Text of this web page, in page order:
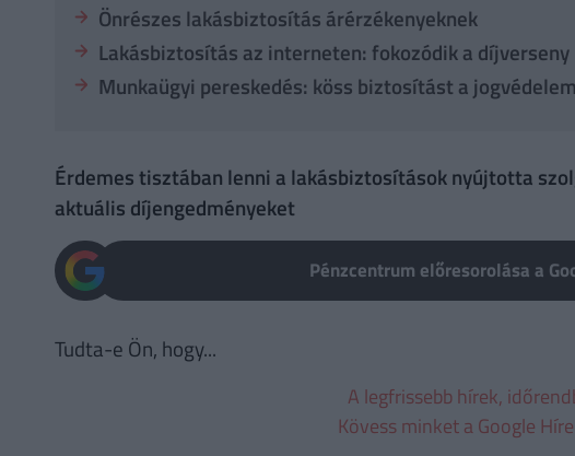
Önrészes lakásbiztosítás árérzékenyeknek
Lakásbiztosítás az interneten: fokozódik a díjverseny
Munkaügyi pereskedés: köss biztosítást a
Érdemes tisztában lenni a lakásbiztosítások nyújtotta
aktuális díjengedményeket
Pénzcentrum előresorolása a
Tudta-e Ön, hogy...
A legfrissebb hírek,
Kövess minket a Google